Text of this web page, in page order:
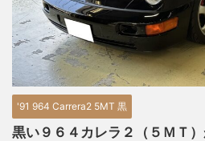
'91 964 Carrera2 5MT 黒
黒い９６４カレラ２（５ＭＴ